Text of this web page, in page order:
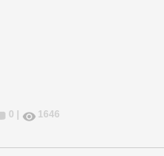
0 | 1646